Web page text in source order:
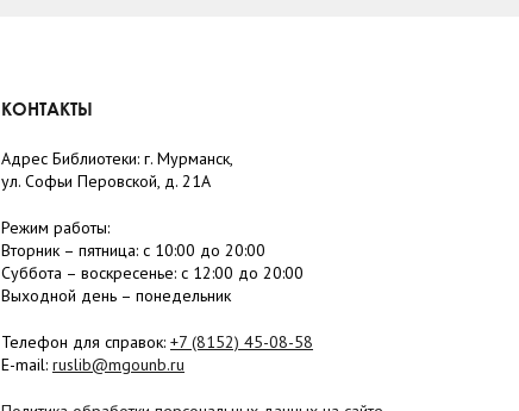
КОНТАКТЫ
Адрес Библиотеки: г. Мурманск,
ул. Софьи Перовской, д. 21А
Режим работы:
Вторник – пятница: с 10:00 до 20:00
Суббота – воскресенье: c 12:00 до 20:00
Выходной день – понедельник
Телефон для справок: +7 (8152) 45-08-58
E-mail: ruslib@mgounb.ru